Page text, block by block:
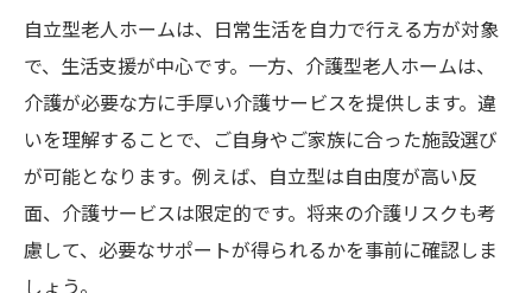
自立型老人ホームは、日常生活を自力で行える方が対象
で、生活支援が中心です。一方、介護型老人ホームは、
介護が必要な方に手厚い介護サービスを提供します。違
いを理解することで、ご自身やご家族に合った施設選び
が可能となります。例えば、自立型は自由度が高い反
面、介護サービスは限定的です。将来の介護リスクも考
慮して、必要なサポートが得られるかを事前に確認しま
しょう。